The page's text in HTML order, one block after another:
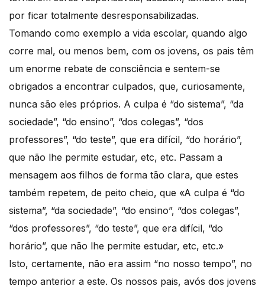
por ficar totalmente desresponsabilizadas.
Tomando como exemplo a vida escolar, quando algo
corre mal, ou menos bem, com os jovens, os pais têm
um enorme rebate de consciência e sentem-se
obrigados a encontrar culpados, que, curiosamente,
nunca são eles próprios. A culpa é “do sistema”, “da
sociedade”, “do ensino”, “dos colegas”, “dos
professores”, “do teste”, que era difícil, “do horário”,
que não lhe permite estudar, etc, etc. Passam a
mensagem aos filhos de forma tão clara, que estes
também repetem, de peito cheio, que «A culpa é “do
sistema”, “da sociedade”, “do ensino”, “dos colegas”,
“dos professores”, “do teste”, que era difícil, “do
horário”, que não lhe permite estudar, etc, etc.»
Isto, certamente, não era assim “no nosso tempo”, no
tempo anterior a este. Os nossos pais, avós dos jovens